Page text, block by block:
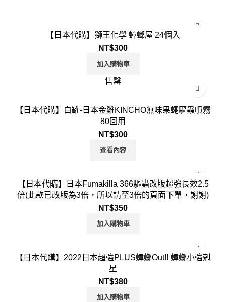
【日本代購】獅王化學 蟑螂屋 24個入
NT$300
加入購物車
售罄
【日本代購】白罐-日本金雞KINCHO無味果蠅驅蟲噴霧
80回用
NT$300
查看內容
【日本代購】日本Fumakilla 366驅蟲改版超強長效2.5
倍(此款已改版為3倍，所以請至3倍的頁面下單，謝謝)
NT$350
加入購物車
【日本代購】2022日本超強PLUS蟑螂Out!! 蟑螂小強剋
星
NT$380
加入購物車